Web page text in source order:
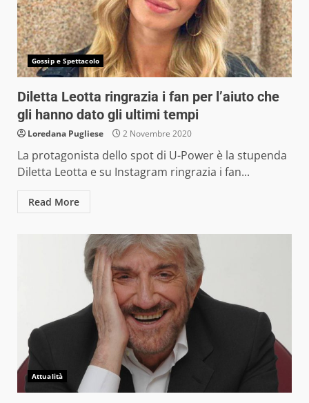
Gossip e Spettacolo
Diletta Leotta ringrazia i fan per l’aiuto che
gli hanno dato gli ultimi tempi
Loredana Pugliese 2 Novembre 2020
La protagonista dello spot di U-Power è la stupenda
Diletta Leotta e su Instagram ringrazia i fan...
Read More
Attualità